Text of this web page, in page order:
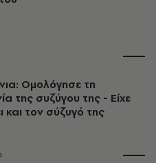
Ομολόγησε τη
της συζύγου της - Είχε
και τον σύζυγό της